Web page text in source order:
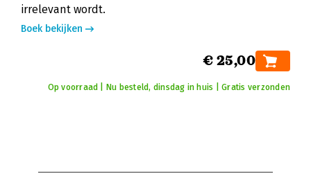
irrelevant wordt.
Boek bekijken
€ 25,00
Op voorraad | Nu besteld, dinsdag in huis | Gratis verzonden